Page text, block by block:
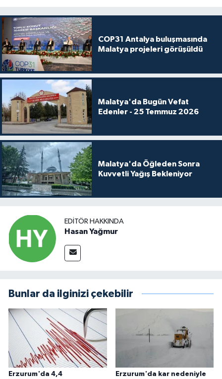
COP31 Antalya buluşmasında
Malatya projeleri görüşüldü
Malatya'da Bugün Vefat
Edenler - 25 Temmuz 2026
Malatya'da Öğleden Sonra
Kuvvetli Yağış Bekleniyor
EDITÖR HAKKINDA
Hasan Yağmur
Bunlar da ilginizi çekebilir
Erzurum'da 4,4
Erzurum'da kar nedeniyle